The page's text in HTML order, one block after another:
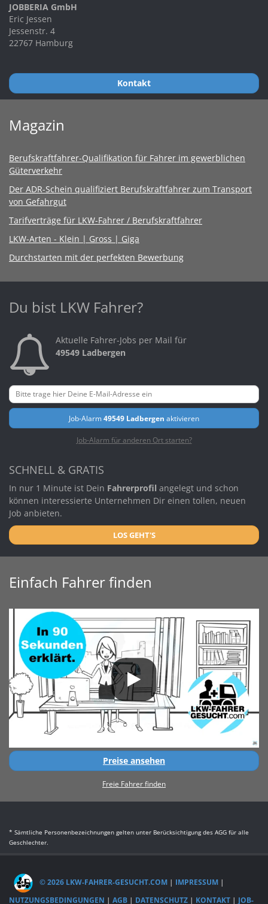
JOBBERIA GmbH
Eric Jessen
Jessenstr. 4
22767 Hamburg
Kontakt
Magazin
Berufskraftfahrer-Qualifikation für Fahrer im gewerblichen
Güterverkehr
Der ADR-Schein qualifiziert Berufskraftfahrer zum Transport
von Gefahrgut
Tarifverträge für LKW-Fahrer / Berufskraftfahrer
LKW-Arten - Klein | Gross | Giga
Durchstarten mit der perfekten Bewerbung
Du bist LKW Fahrer?
Aktuelle Fahrer-Jobs per Mail für
49549 Ladbergen
Job-Alarm49549 Ladbergen aktivieren
Job-Alarm für anderen Ort starten?
SCHNELL & GRATIS
In nur 1 Minute ist Dein Fahrerprofil angelegt und schon
können interessierte Unternehmen Dir einen tollen, neuen
Job anbieten.
LOS GEHT'S
Einfach Fahrer finden
Preise ansehen
Freie Fahrer finden
* Sämtliche Personenbezeichnungen gelten unter Berücksichtigung des AGG für alle
Geschlechter.
© 2026 LKW-FAHRER-GESUCHT.COM | IMPRESSUM |
NUTZUNGSBEDINGUNGEN | AGB | DATENSCHUTZ | KONTAKT | JOB-